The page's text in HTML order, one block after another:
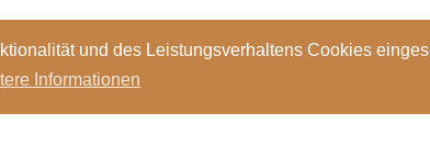
und des Leistungsverhaltens Cookies
Informationen